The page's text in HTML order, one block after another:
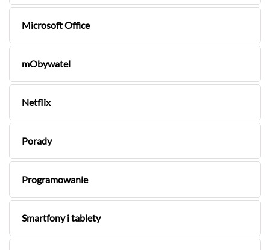
Microsoft Office
mObywatel
Netflix
Porady
Programowanie
Smartfony i tablety